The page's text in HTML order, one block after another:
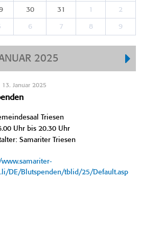
30 31 1 2
6 7 8 9
2025
13. Januar 2025
Triesen
Uhr bis 20.30 Uhr
Samariter Triesen
DE/Blutspenden/tblid/25/Default.asp